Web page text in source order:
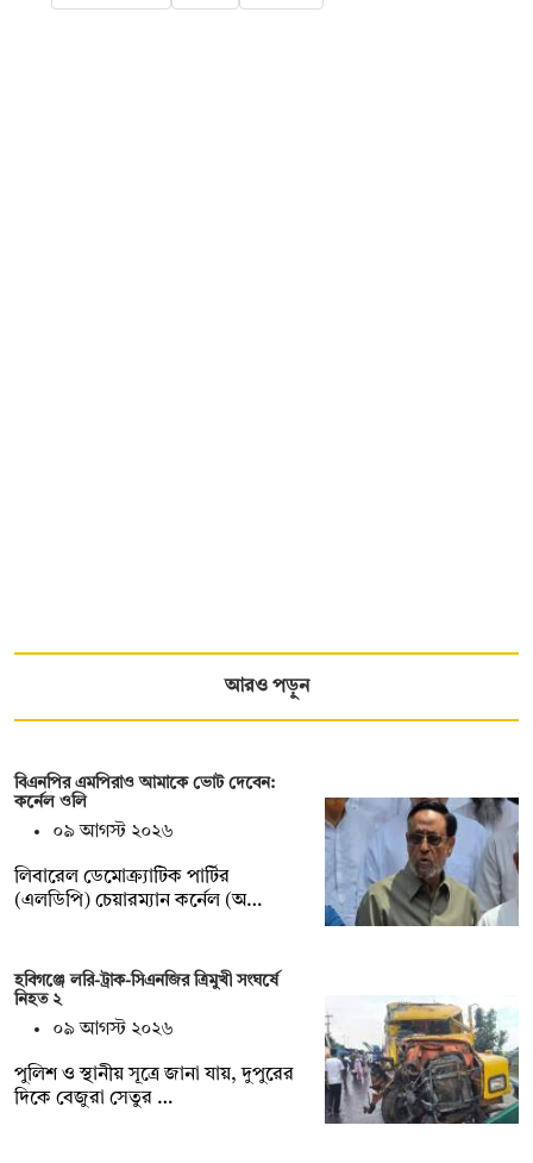
আরও পড়ুন
বিএনপির এমপিরাও আমাকে ভোট দেবেন:
কর্নেল ওলি
০৯ আগস্ট ২০২৬
লিবারেল ডেমোক্র্যাটিক পার্টির
(এলডিপি) চেয়ারম্যান কর্নেল (অ…
হবিগঞ্জে লরি-ট্রাক-সিএনজির ত্রিমুখী সংঘর্ষে
নিহত ২
০৯ আগস্ট ২০২৬
পুলিশ ও স্থানীয় সূত্রে জানা যায়, দুপুরের
দিকে বেজুরা সেতুর …